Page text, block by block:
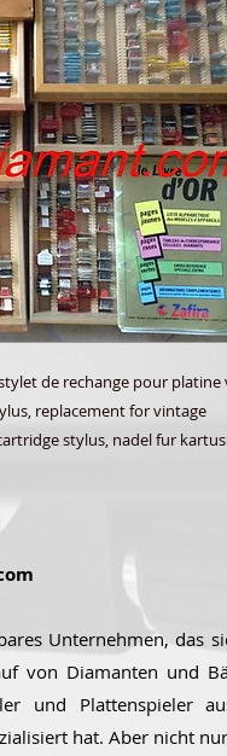
de rechange pour platine
replacement for vintage
stylus, nadel fur
Unternehmen, das
von Diamanten und
und Plattenspieler
hat. Aber nicht